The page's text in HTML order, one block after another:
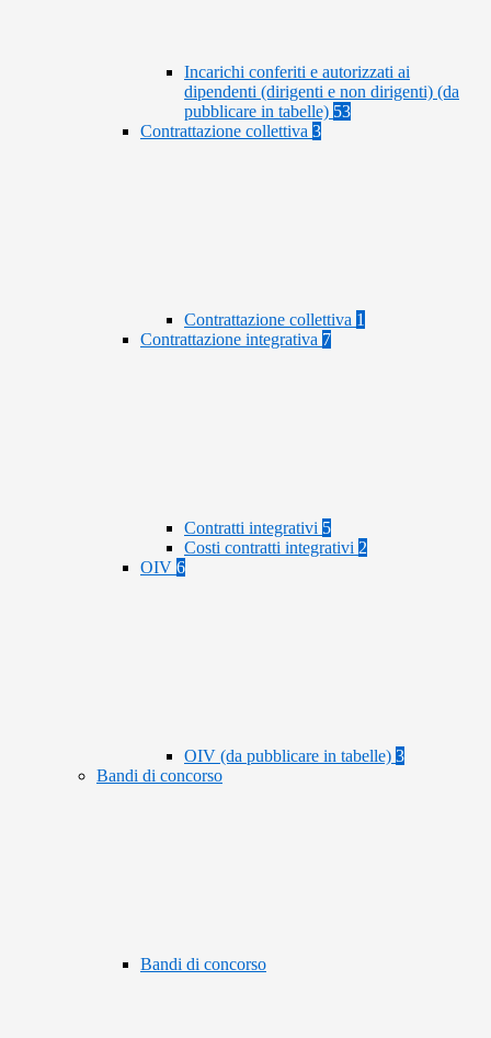
Incarichi conferiti e autorizzati ai
dipendenti (dirigenti e non dirigenti) (da
pubblicare in tabelle) 53
Contrattazione collettiva 3
Contrattazione collettiva 1
Contrattazione integrativa 7
Contratti integrativi 5
Costi contratti integrativi 2
OIV 6
OIV (da pubblicare in tabelle) 3
Bandi di concorso
Bandi di concorso